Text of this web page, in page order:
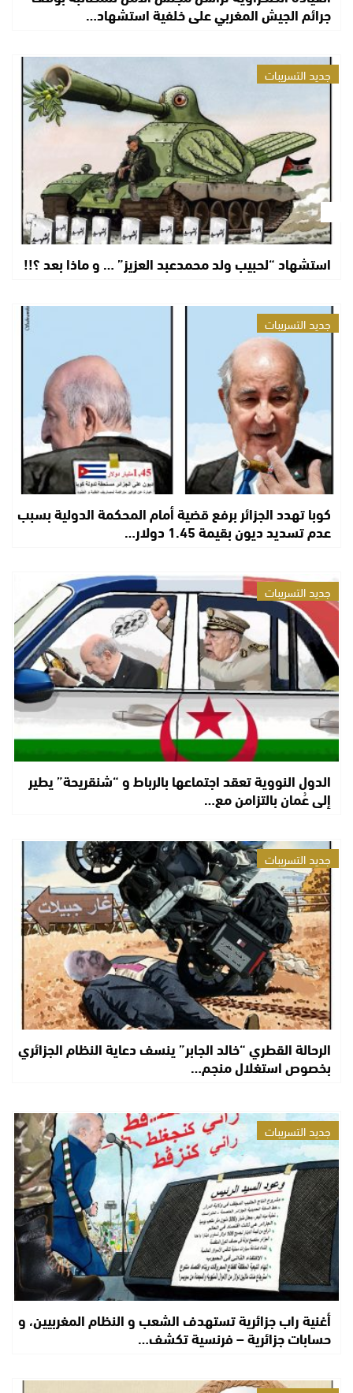
جرائم الجيش المغربي على خلفية استشهاد…
جديد التسريبات
استشهاد “لحبيب ولد محمدعبد العزيز” … و ماذا بعد ؟!!
جديد التسريبات
كوبا تهدد الجزائر برفع قضية أمام المحكمة الدولية بسبب
عدم تسديد ديون بقيمة 1.45 دولار…
جديد التسريبات
الدول النووية تعقد اجتماعها بالرباط و “شنقريحة” يطير
إلى عُمان بالتزامن مع…
جديد التسريبات
الرحالة القطري “خالد الجابر” ينسف دعاية النظام الجزائري
بخصوص استغلال منجم…
جديد التسريبات
أغنية راب جزائرية تستهدف الشعب و النظام المغربيين، و
حسابات جزائرية – فرنسية تكشف…